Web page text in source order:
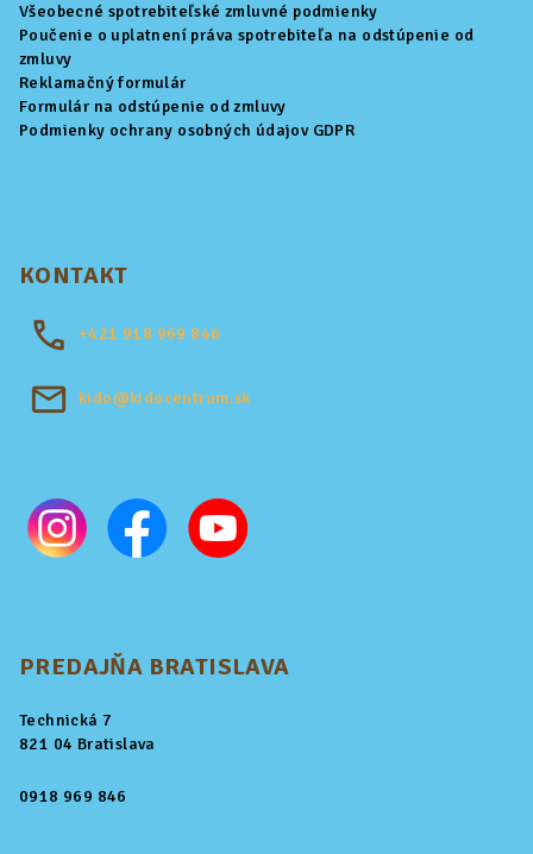
Všeobecné spotrebiteľské zmluvné podmienky
Poučenie o uplatnení práva spotrebiteľa na odstúpenie od
zmluvy
Reklamačný formulár
Formulár na odstúpenie od zmluvy
Podmienky ochrany osobných údajov GDPR
KONTAKT
+421 918 969 846
kido@kidocentrum.sk
PREDAJŇA BRATISLAVA
Technická 7
821 04 Bratislava
0918 969 846